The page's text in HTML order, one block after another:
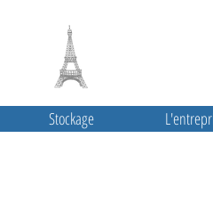
Stockage
PARIS 2024